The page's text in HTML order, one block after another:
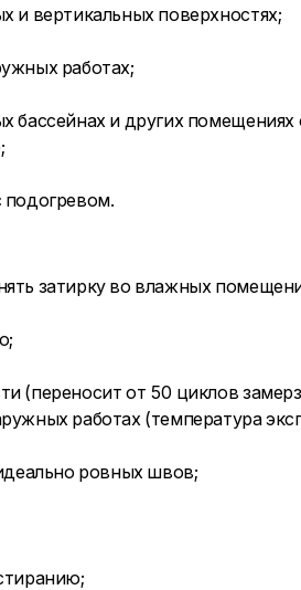
и вертикальных поверхностях;
работах;
бассейнах и других
подогревом.
затирку во влажных
(переносит от 50 циклов
работах (температура
ровных швов;